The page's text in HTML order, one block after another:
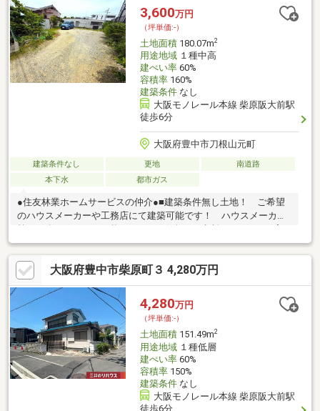
備仕様までこだわった理想のマイホームを実現できます。■ 全2区
画の分譲地内に位置し、現況は更地。建物解体費用が不要なた
め、スムーズに建築計画を進められる点も魅力です。
3,600万円
（坪単価:-）
土地面積180.07m2
用途地域１種中高
建ぺい率60%
容積率160%
建築条件なし
大阪モノレール本線 柴原阪大前駅
徒歩6分
大阪府豊中市刀根山元町
建築条件なし 更地
南道路
本下水
都市ガス
●住友林業ホームサービスの仲介●■建築条件無し土地！ ご希望
のハウスメーカーや工務店にて建築可能です！ ハウスメーカー
測土地面積：131.66m2（約39.82坪） 擁壁部分：44.06m2（約
13.33坪） 想定セットバック面積：4.33m2（約1.31坪）■現状更
地（月極駐車場）！■道路と敷地との高低差はございません！
大阪府豊中市柴原町３ 4,280万円
4,280万円
（坪単価:-）
土地面積151.49m2
用途地域１種低層
建ぺい率60%
容積率150%
建築条件なし
大阪モノレール本線 柴原阪大前駅
徒歩6分